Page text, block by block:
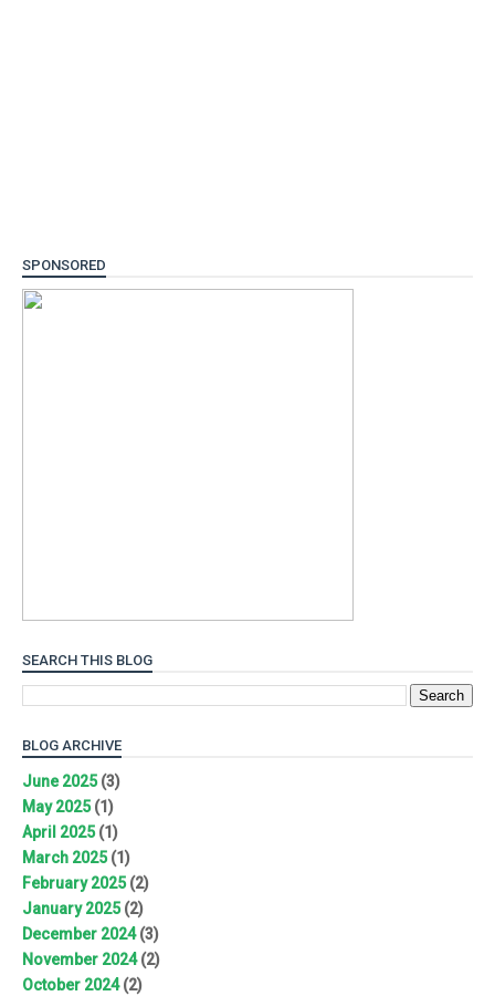
SPONSORED
SEARCH THIS BLOG
BLOG ARCHIVE
June 2025(3)
May 2025(1)
April 2025(1)
March 2025(1)
February 2025(2)
January 2025(2)
December 2024(3)
November 2024(2)
October 2024(2)